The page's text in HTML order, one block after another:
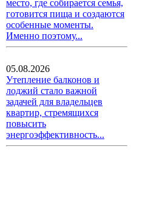
место, где собирается семья,
готовится пища и создаются
особенные моменты.
Именно поэтому...
05.08.2026
Утепление балконов и
лоджий стало важной
задачей для владельцев
квартир, стремящихся
повысить
энергоэффективность...